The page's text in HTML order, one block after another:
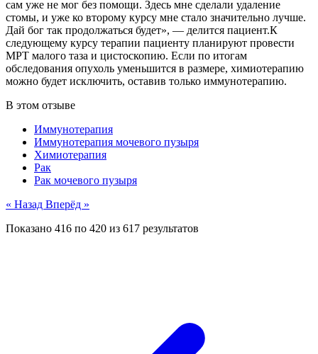
сам уже не мог без помощи. Здесь мне сделали удаление
стомы, и уже ко второму курсу мне стало значительно лучше.
Дай бог так продолжаться будет», — делится пациент.К
следующему курсу терапии пациенту планируют провести
МРТ малого таза и цистоскопию. Если по итогам
обследования опухоль уменьшится в размере, химиотерапию
можно будет исключить, оставив только иммунотерапию.
В этом отзыве
Иммунотерапия
Иммунотерапия мочевого пузыря
Химиотерапия
Рак
Рак мочевого пузыря
« Назад Вперёд »
Показано 416 по 420 из 617 результатов